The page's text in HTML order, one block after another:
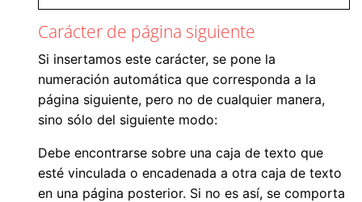
Carácter de página siguiente
Si insertamos este carácter, se pone la
numeración automática que corresponda a la
página siguiente, pero no de cualquier manera,
sino sólo del siguiente modo:
Debe encontrarse sobre una caja de texto que
esté vinculada o encadenada a otra caja de texto
en una página posterior. Si no es así, se comporta